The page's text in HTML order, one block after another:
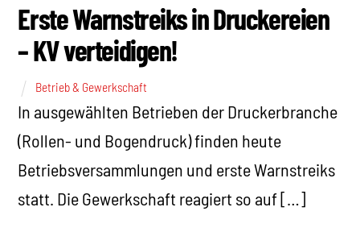
Erste Warnstreiks in Druckereien
– KV verteidigen!
Betrieb & Gewerkschaft
In ausgewählten Betrieben der Druckerbranche
(Rollen- und Bogendruck) finden heute
Betriebsversammlungen und erste Warnstreiks
statt. Die Gewerkschaft reagiert so auf […]